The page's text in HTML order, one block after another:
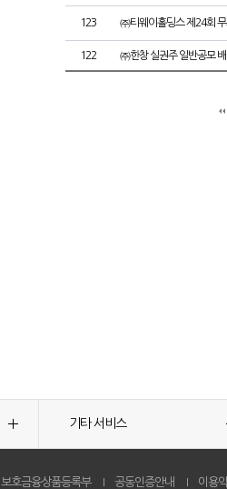
123 ㈜티웨이홀딩스 제24회
122 ㈜한창 실권주 일반공모
기타 서비스
보호금융상품등록부 공동인증안내 이용